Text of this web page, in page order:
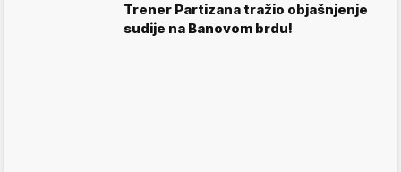
Trener Partizana tražio objašnjenje
sudije na Banovom brdu!